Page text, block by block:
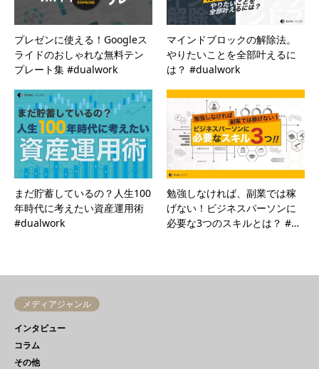
プレゼンに使える！Googleス
ライドのおしゃれな無料テン
プレート集 #dualwork
マインドブロックの解除法。
やりたいことを全部叶えるに
は？ #dualwork
まだ貯蓄しているの？人生100
年時代に考えたい資産運用術
#dualwork
勉強しなければ、副業では稼
げない！ビジネスパーソンに
必要な3つのスキルとは？ #…
メディアジャンル
インタビュー
コラム
その他